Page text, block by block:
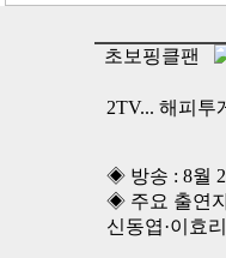
초보핑클팬
2TV... 해피
◈ 방송 : 8월
◈ 주요 출연
신동엽·이효